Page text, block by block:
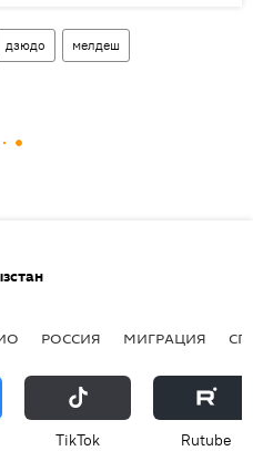
дзюдо мелдеш
РОССИЯ МИГРАЦИЯ
ТikТоk Rutube